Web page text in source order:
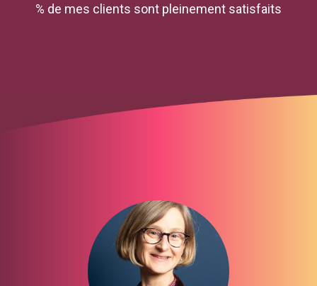
% de mes clients sont pleinement satisfaits